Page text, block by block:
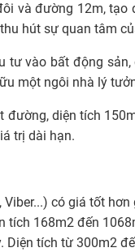
và đường 12m, tạo
hút sự quan tâm
tư vào bất động
một ngôi nhà lý
diện tích
trị dài hạn.
có giá tốt
tích 168m2 đến
Diện tích từ 300m2